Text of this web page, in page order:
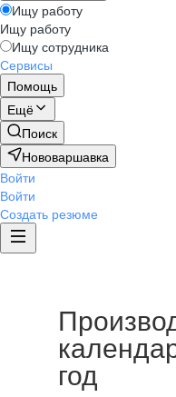
Ищу работу
Ищу работу
Ищу сотрудника
Сервисы
Помощь
Ещё
Поиск
Нововаршавка
Войти
Войти
Создать резюме
год